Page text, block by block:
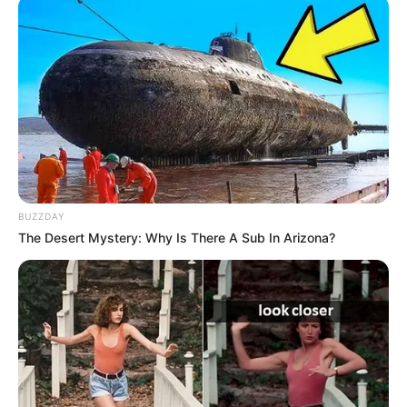
Tiercé Quinté du jour dans la réunion n°1 sur l’hippodrome
BUZZDAY
The Desert Mystery: Why Is There A Sub In Arizona?